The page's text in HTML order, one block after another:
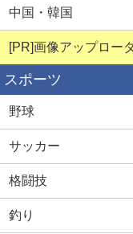
中国・韓国
[PR]画像アップロー
スポーツ
野球
サッカー
格闘技
釣り